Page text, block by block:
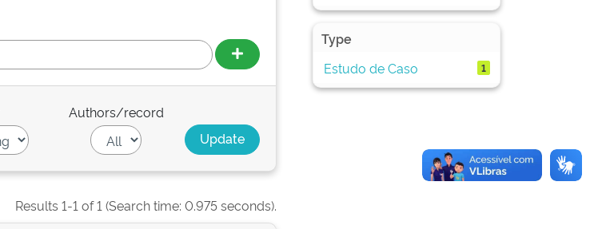
Authors/record
Results 1-1 of 1 (Search time: 0.975 seconds).
Type
Estudo de Caso
1